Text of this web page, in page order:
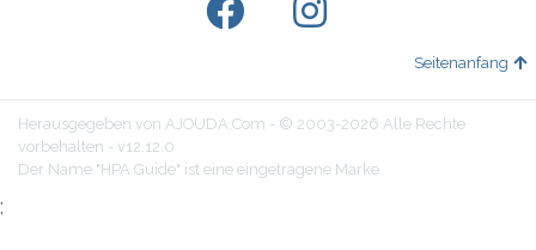
Seitenanfang
Herausgegeben von AJOUDA.Com - © 2003-2026 Alle Rechte
vorbehalten - v12.12.0
Der Name "HPA Guide" ist eine eingetragene Marke.
;